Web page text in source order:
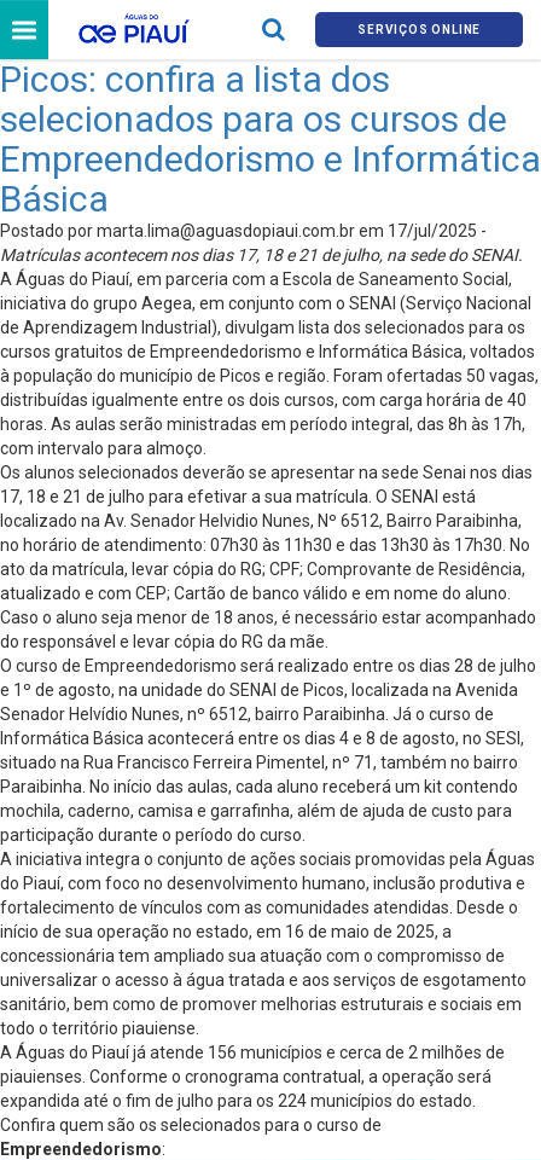
SERVIÇOS ONLINE
Picos: confira a lista dos
selecionados para os cursos de
Empreendedorismo e Informática
Básica
Postado pormarta.lima@aguasdopiaui.com.brem 17/jul/2025 -
Matrículas acontecem nos dias 17, 18 e 21 de julho, na sede do SENAI.
A Águas do Piauí, em parceria com a Escola de Saneamento Social,
iniciativa do grupo Aegea, em conjunto com o SENAI (Serviço Nacional
de Aprendizagem Industrial), divulgam lista dos selecionados para os
cursos gratuitos de Empreendedorismo e Informática Básica, voltados
à população do município de Picos e região. Foram ofertadas 50 vagas,
distribuídas igualmente entre os dois cursos, com carga horária de 40
horas. As aulas serão ministradas em período integral, das 8h às 17h,
com intervalo para almoço.
Os alunos selecionados deverão se apresentar na sede Senai nos dias
17, 18 e 21 de julho para efetivar a sua matrícula. O SENAI está
localizado na Av. Senador Helvidio Nunes, Nº 6512, Bairro Paraibinha,
no horário de atendimento: 07h30 às 11h30 e das 13h30 às 17h30. No
ato da matrícula, levar cópia do RG; CPF; Comprovante de Residência,
atualizado e com CEP; Cartão de banco válido e em nome do aluno.
Caso o aluno seja menor de 18 anos, é necessário estar acompanhado
do responsável e levar cópia do RG da mãe.
O curso de Empreendedorismo será realizado entre os dias 28 de julho
e 1º de agosto, na unidade do SENAI de Picos, localizada na Avenida
Senador Helvídio Nunes, nº 6512, bairro Paraibinha. Já o curso de
Informática Básica acontecerá entre os dias 4 e 8 de agosto, no SESI,
situado na Rua Francisco Ferreira Pimentel, nº 71, também no bairro
Paraibinha. No início das aulas, cada aluno receberá um kit contendo
mochila, caderno, camisa e garrafinha, além de ajuda de custo para
participação durante o período do curso.
A iniciativa integra o conjunto de ações sociais promovidas pela Águas
do Piauí, com foco no desenvolvimento humano, inclusão produtiva e
fortalecimento de vínculos com as comunidades atendidas. Desde o
início de sua operação no estado, em 16 de maio de 2025, a
concessionária tem ampliado sua atuação com o compromisso de
universalizar o acesso à água tratada e aos serviços de esgotamento
sanitário, bem como de promover melhorias estruturais e sociais em
todo o território piauiense.
A Águas do Piauí já atende 156 municípios e cerca de 2 milhões de
piauienses. Conforme o cronograma contratual, a operação será
expandida até o fim de julho para os 224 municípios do estado.
Confira quem são os selecionados para o curso de
Empreendedorismo: